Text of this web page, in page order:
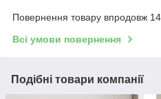
Повернення товару впродовж 14
Всі умови повернення
Подібні товари компанії